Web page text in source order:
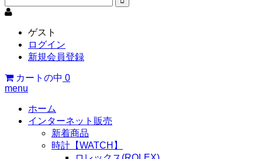
ゲスト
ログイン
新規会員登録
カートの中 0
menu
ホーム
インターネット販売
新着商品
時計【WATCH】